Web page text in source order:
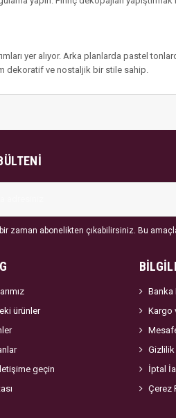
yer alıyor. Arka planlarda pastel
dekoratif ve nostaljik bir stile sahip.
zaman abonelikten çıkabilirsiniz. Bu
ürünler
geçin
Banka
Kargo
İptal
Çerez